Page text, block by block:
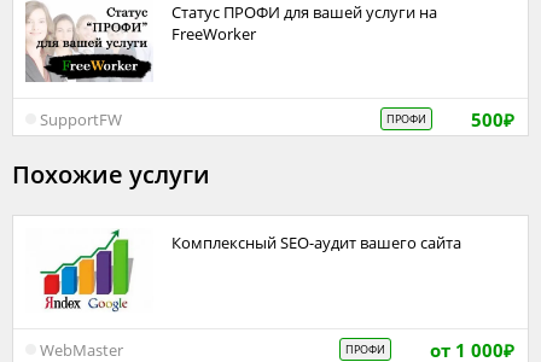
Статус ПРОФИ для вашей услуги на
FreeWorker
500₽
ПРОФИ
SupportFW
Похожие услуги
Комплексный SEO-аудит вашего сайта
от 1 000₽
ПРОФИ
WebMaster